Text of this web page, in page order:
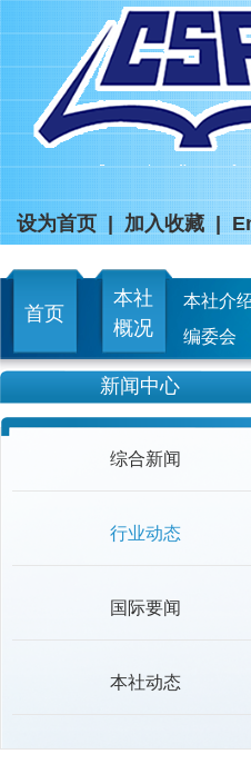
设为首页 加入收藏
首页
本社
概况
本社介
编委会
新闻中心
综合新闻
行业动态
国际要闻
本社动态